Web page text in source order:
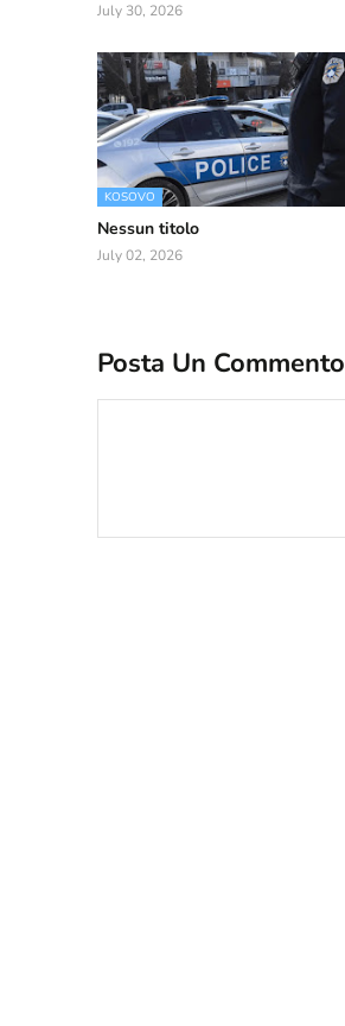
July 30, 2026
KOSOVO
Nessun titolo
July 02, 2026
Posta Un Commento